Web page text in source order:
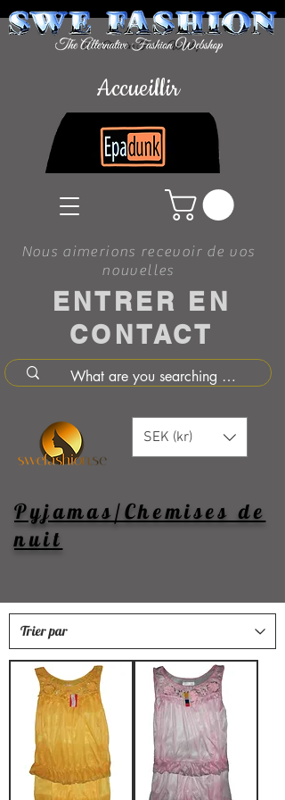
ENTRER EN
CONTACT
Nous aimerions recevoir de vos
nouvelles
Accueillir
SEK (kr)
Pyjamas/Chemises de
nuit